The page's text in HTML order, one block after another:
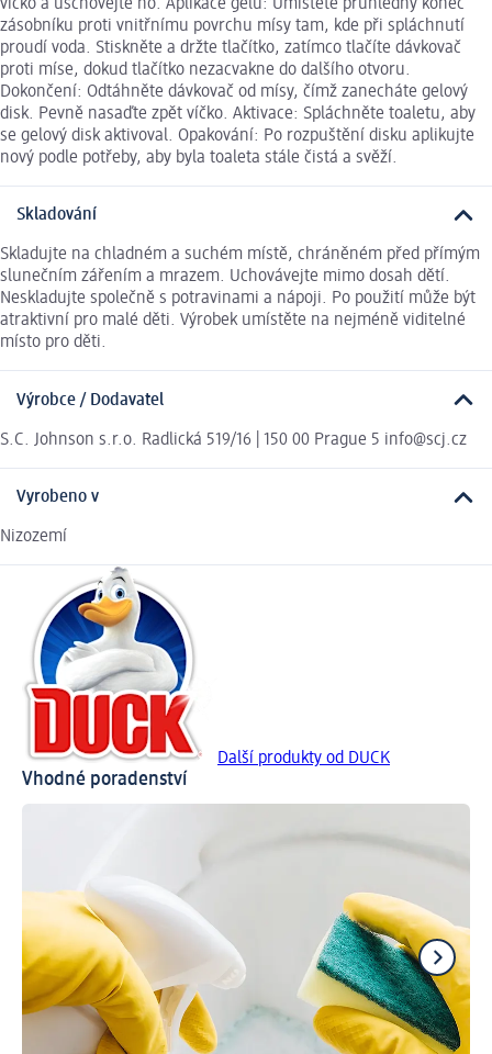
víčko a uschovejte ho. Aplikace gelu: Umístěte průhledný konec
zásobníku proti vnitřnímu povrchu mísy tam, kde při spláchnutí
proudí voda. Stiskněte a držte tlačítko, zatímco tlačíte dávkovač
proti míse, dokud tlačítko nezacvakne do dalšího otvoru.
Dokončení: Odtáhněte dávkovač od mísy, čímž zanecháte gelový
disk. Pevně nasaďte zpět víčko. Aktivace: Spláchněte toaletu, aby
se gelový disk aktivoval. Opakování: Po rozpuštění disku aplikujte
nový podle potřeby, aby byla toaleta stále čistá a svěží.
Skladování
Skladujte na chladném a suchém místě, chráněném před přímým
slunečním zářením a mrazem. Uchovávejte mimo dosah dětí.
Neskladujte společně s potravinami a nápoji. Po použití může být
atraktivní pro malé děti. Výrobek umístěte na nejméně viditelné
místo pro děti.
Výrobce / Dodavatel
S.C. Johnson s.r.o. Radlická 519/16 | 150 00 Prague 5 info@scj.cz
Vyrobeno v
Nizozemí
Další produkty od DUCK
Vhodné poradenství